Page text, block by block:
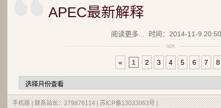
APEC最新解释
阅读更多... 时间：2014-11-9
« 1 2 3 4 5 6 7 8
手机版| 联系站长：279876114 |苏ICP备13033063号|